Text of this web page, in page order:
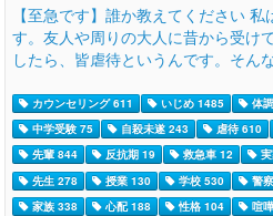
【至急です】誰か教えてください
す。友人や周りの大人に昔から受け
したら、皆虐待というんです。そん
カウンセリング 611 いじめ 1485 体
中学受験 75
自殺未遂 243 虐待 610
先輩 844
反抗期 19 救急車 12
先生 278
授業 130 学校 530 警
家族 338
心配 188 性格 104 喧